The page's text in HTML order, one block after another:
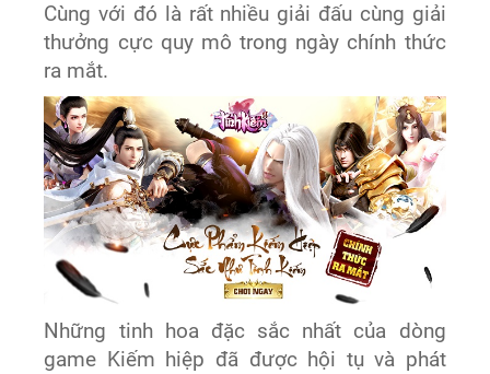
Cùng với đó là rất nhiều giải đấu cùng giải
thưởng cực quy mô trong ngày chính thức
ra mắt.
Những tinh hoa đặc sắc nhất của dòng
game Kiếm hiệp đã được hội tụ và phát